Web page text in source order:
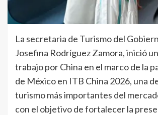
La secretaria de Turismo del
Josefina Rodríguez Zamora, inició
trabajo por China en el marco de la
de México en ITB China 2026, una
turismo más importantes del
con el objetivo de fortalecer la